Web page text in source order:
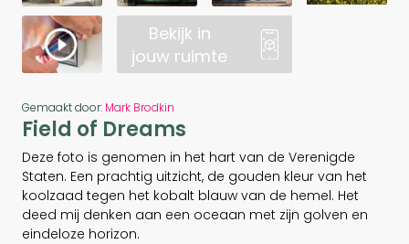
Bekijk in
jouw ruimte
Gemaakt door: Mark Brodkin
Field of Dreams
Deze foto is genomen in het hart van de Verenigde
Staten. Een prachtig uitzicht, de gouden kleur van het
koolzaad tegen het kobalt blauw van de hemel. Het
deed mij denken aan een oceaan met zijn golven en
eindeloze horizon.